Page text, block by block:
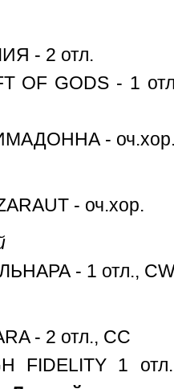
- 2 отл.
OF GODS - 1
-
- оч.хор.
- 1 отл.,
- 2 отл., СС
FIDELITY 1